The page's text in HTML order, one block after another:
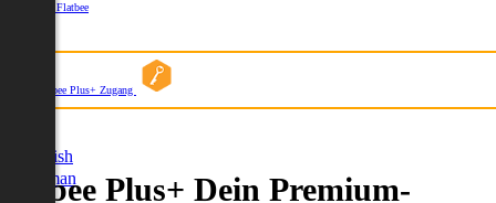
Über Flatbee
Flatbee Plus+ Zugang
English
German
Plus+ Dein Premium-